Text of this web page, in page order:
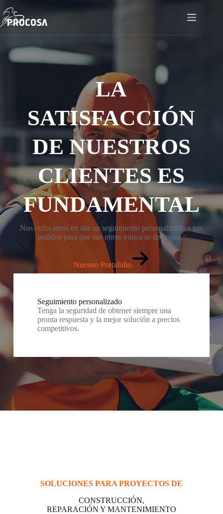
to
content
LA
SATISFACCIÓN
DE NUESTROS
CLIENTES ES
FUNDAMENTAL
Nos enfocamos en dar un seguimiento personalizado a sus
pedidos para que sus obras nunca se detengan.
Nuestro Portafolio
Seguimiento personalizado
Tenga la seguridad de obtener siempre una
pronta respuesta y la mejor solución a precios
competitivos.
SOLUCIONES PARA PROYECTOS DE
CONSTRUCCIÓN,
REPARACIÓN Y MANTENIMIENTO